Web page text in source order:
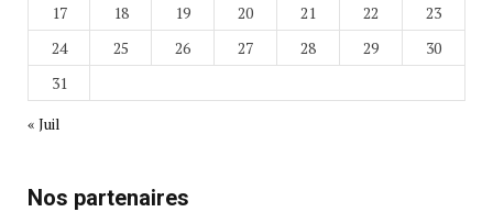
17
18 19 20 21 22
23
24
25 26 27 28 29
30
31
« Juil
Nos partenaires